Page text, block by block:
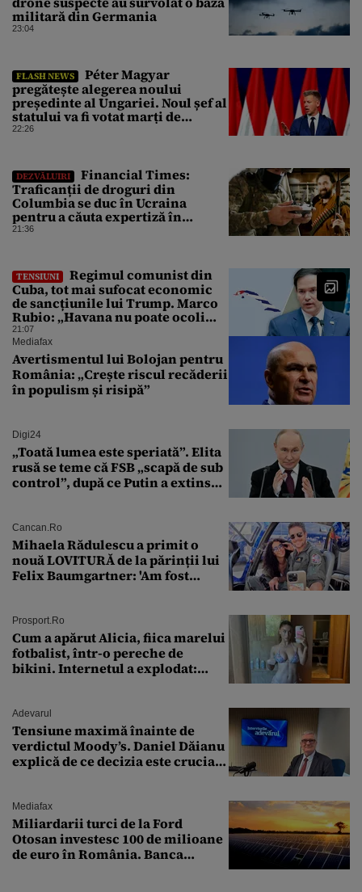
militară din Germania
23:04
FLASH NEWS
Péter Magyar
pregătește alegerea noului
președinte al Ungariei. Noul șef al
statului va fi votat marți de
Parlament
22:26
DEZVĂLUIRI
Financial Times:
Traficanții de droguri din
Columbia se duc în Ucraina
pentru a căuta expertiză în
domeniul dronelor
21:36
TENSIUNI
Regimul comunist din
Cuba, tot mai sufocat economic
de sancțiunile lui Trump. Marco
Rubio: „Havana nu poate ocoli
sancțiunile prin mimat reforme”
21:07
Mediafax
Avertismentul lui Bolojan pentru
România: „Crește riscul recăderii
în populism și risipă”
Digi24
„Toată lumea este speriată”. Elita
rusă se teme că FSB „scapă de sub
control”, după ce Putin a extins
Cancan.ro
Mihaela Rădulescu a primit o
nouă LOVITURĂ de la părinții lui
Felix Baumgartner: 'Am fost
Prosport.ro
Cum a apărut Alicia, fiica marelui
fotbalist, într-o pereche de
bikini. Internetul a explodat:
Adevarul
Tensiune maximă înainte de
verdictul Moody’s. Daniel Dăianu
explică de ce decizia este crucială
Mediafax
Miliardarii turci de la Ford
Otosan investesc 100 de milioane
de euro în România. Banca